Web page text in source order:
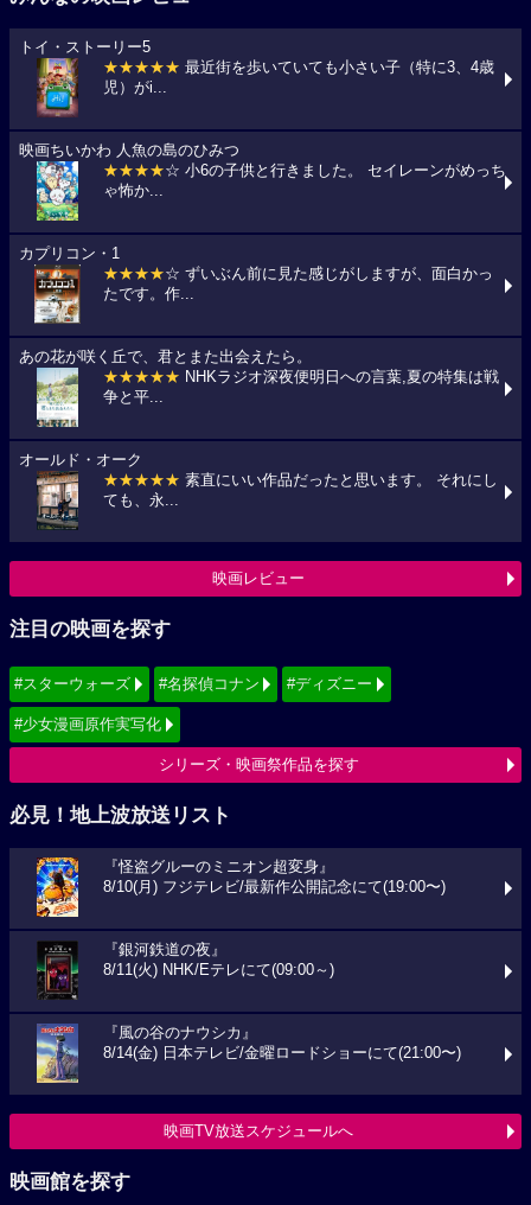
トイ・ストーリー5
★★★★★ 最近街を歩いていても小さい子（特に3、4歳
児）がi...
映画ちいかわ 人魚の島のひみつ
★★★★☆ 小6の子供と行きました。 セイレーンがめっち
ゃ怖か...
カプリコン・1
★★★★☆ ずいぶん前に見た感じがしますが、面白かっ
たです。作...
あの花が咲く丘で、君とまた出会えたら。
★★★★★ NHKラジオ深夜便明日への言葉,夏の特集は戦
争と平...
オールド・オーク
★★★★★ 素直にいい作品だったと思います。 それにし
ても、永...
映画レビュー
注目の映画を探す
#スターウォーズ #名探偵コナン #ディズニー
#少女漫画原作実写化
シリーズ・映画祭作品を探す
必見！地上波放送リスト
『怪盗グルーのミニオン超変身』
8/10(月) フジテレビ/最新作公開記念にて(19:00〜)
『銀河鉄道の夜』
8/11(火) NHK/Eテレにて(09:00～)
『風の谷のナウシカ』
8/14(金) 日本テレビ/金曜ロードショーにて(21:00〜)
映画TV放送スケジュールへ
映画館を探す